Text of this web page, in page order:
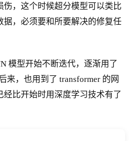
伤，这个时候超分模型可以类比
据，必须要和所要解决的修复任
模型开始不断迭代，逐渐用了
来，也用到了 transformer 的网
比开始时用深度学习技术有了